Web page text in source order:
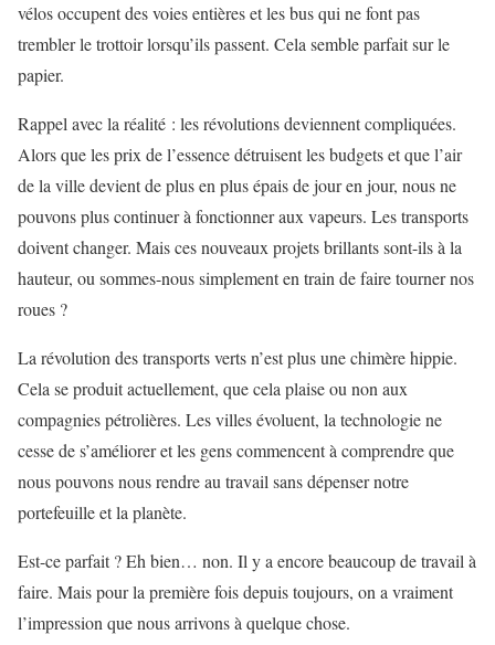
vélos occupent des voies entières et les bus qui ne font pas
trembler le trottoir lorsqu’ils passent. Cela semble parfait sur le
papier.
Rappel avec la réalité : les révolutions deviennent compliquées.
Alors que les prix de l’essence détruisent les budgets et que l’air
de la ville devient de plus en plus épais de jour en jour, nous ne
pouvons plus continuer à fonctionner aux vapeurs. Les transports
doivent changer. Mais ces nouveaux projets brillants sont-ils à la
hauteur, ou sommes-nous simplement en train de faire tourner nos
roues ?
La révolution des transports verts n’est plus une chimère hippie.
Cela se produit actuellement, que cela plaise ou non aux
compagnies pétrolières. Les villes évoluent, la technologie ne
cesse de s’améliorer et les gens commencent à comprendre que
nous pouvons nous rendre au travail sans dépenser notre
portefeuille et la planète.
Est-ce parfait ? Eh bien… non. Il y a encore beaucoup de travail à
faire. Mais pour la première fois depuis toujours, on a vraiment
l’impression que nous arrivons à quelque chose.